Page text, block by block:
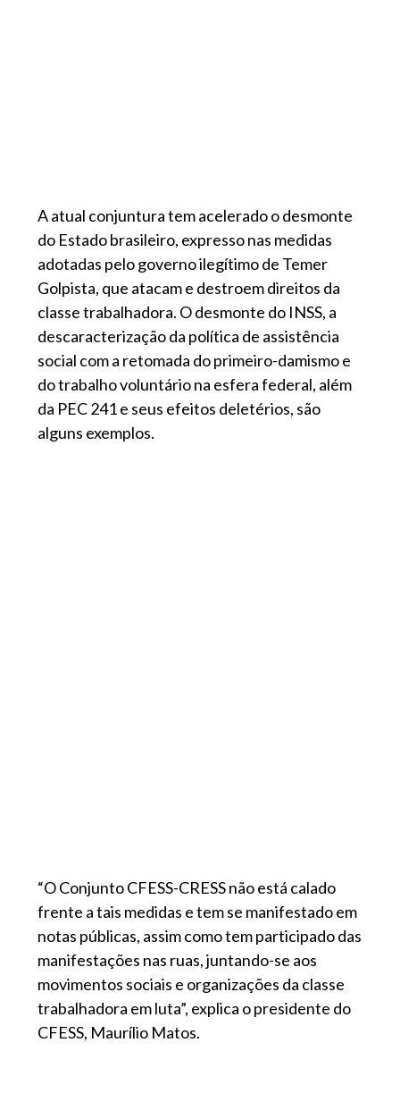
A atual conjuntura tem acelerado o desmonte
do Estado brasileiro, expresso nas medidas
adotadas pelo governo ilegítimo de Temer
Golpista, que atacam e destroem direitos da
classe trabalhadora. O desmonte do INSS, a
descaracterização da política de assistência
social com a retomada do primeiro-damismo e
do trabalho voluntário na esfera federal, além
da PEC 241 e seus efeitos deletérios, são
alguns exemplos.
“O Conjunto CFESS-CRESS não está calado
frente a tais medidas e tem se manifestado em
notas públicas, assim como tem participado das
manifestações nas ruas, juntando-se aos
movimentos sociais e organizações da classe
trabalhadora em luta”, explica o presidente do
CFESS, Maurílio Matos.